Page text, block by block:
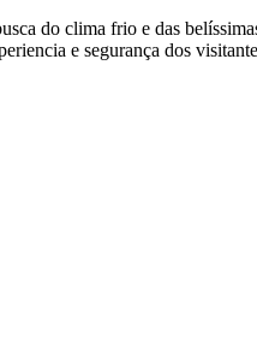
do clima frio e das
e segurança dos